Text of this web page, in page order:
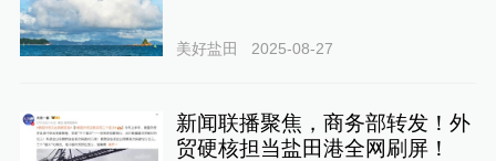
美好盐田 2025-08-27
新闻联播聚焦，商务部转发！外
贸硬核担当盐田港全网刷屏！